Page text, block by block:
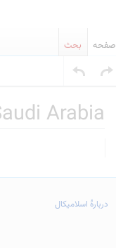
Arabia
ناوبری
جستجو
صفحه بحث
دربارهٔ اسلامیکال